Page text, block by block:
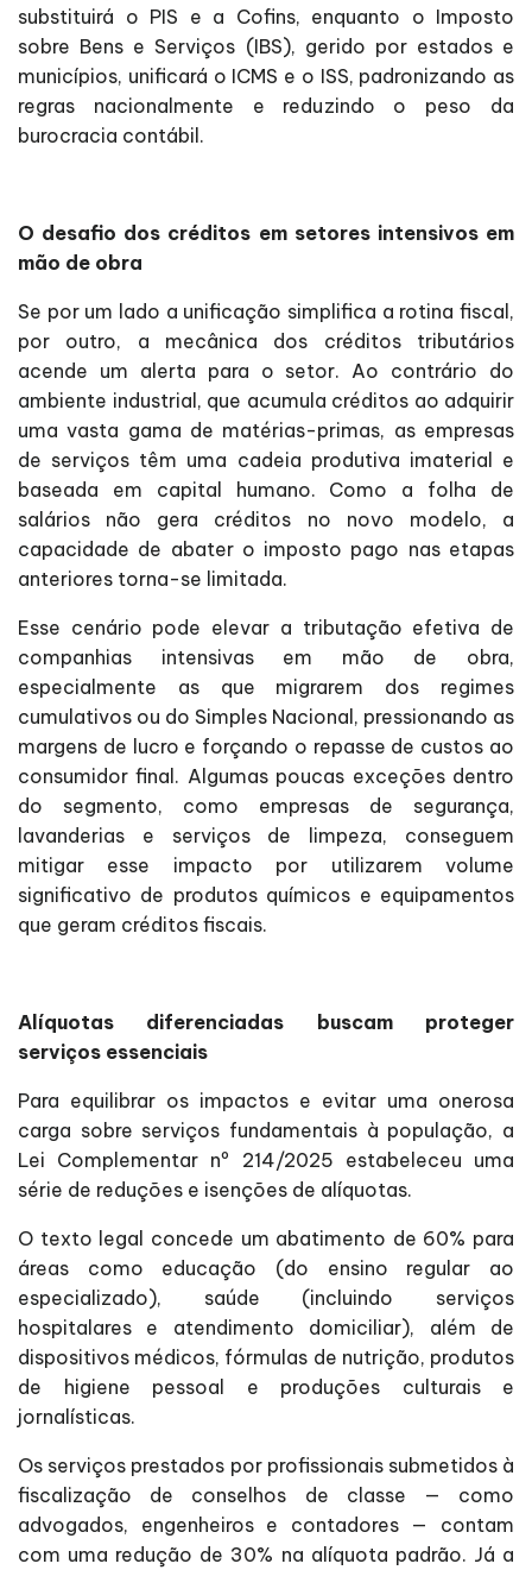
substituirá o PIS e a Cofins, enquanto o Imposto
sobre Bens e Serviços (IBS), gerido por estados e
municípios, unificará o ICMS e o ISS, padronizando as
regras nacionalmente e reduzindo o peso da
burocracia contábil.
O desafio dos créditos em setores intensivos em
mão de obra
Se por um lado a unificação simplifica a rotina fiscal,
por outro, a mecânica dos créditos tributários
acende um alerta para o setor. Ao contrário do
ambiente industrial, que acumula créditos ao adquirir
uma vasta gama de matérias-primas, as empresas
de serviços têm uma cadeia produtiva imaterial e
baseada em capital humano. Como a folha de
salários não gera créditos no novo modelo, a
capacidade de abater o imposto pago nas etapas
anteriores torna-se limitada.
Esse cenário pode elevar a tributação efetiva de
companhias intensivas em mão de obra,
especialmente as que migrarem dos regimes
cumulativos ou do Simples Nacional, pressionando as
margens de lucro e forçando o repasse de custos ao
consumidor final. Algumas poucas exceções dentro
do segmento, como empresas de segurança,
lavanderias e serviços de limpeza, conseguem
mitigar esse impacto por utilizarem volume
significativo de produtos químicos e equipamentos
que geram créditos fiscais.
Alíquotas diferenciadas buscam proteger
serviços essenciais
Para equilibrar os impactos e evitar uma onerosa
carga sobre serviços fundamentais à população, a
Lei Complementar nº 214/2025 estabeleceu uma
série de reduções e isenções de alíquotas.
O texto legal concede um abatimento de 60% para
áreas como educação (do ensino regular ao
especializado), saúde (incluindo serviços
hospitalares e atendimento domiciliar), além de
dispositivos médicos, fórmulas de nutrição, produtos
de higiene pessoal e produções culturais e
jornalísticas.
Os serviços prestados por profissionais submetidos à
fiscalização de conselhos de classe — como
advogados, engenheiros e contadores — contam
com uma redução de 30% na alíquota padrão. Já a